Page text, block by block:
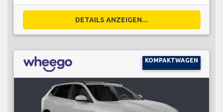
DETAILS ANZEIGEN...
KOMPAKTWAGEN